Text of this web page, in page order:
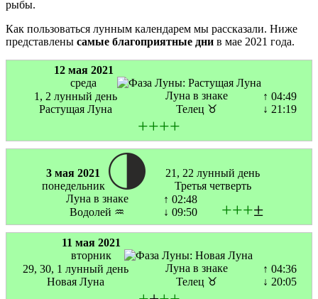
рыбы.
Как пользоваться лунным календарем мы рассказали. Ниже
представлены самые благоприятные дни в мае 2021 года.
12 мая 2021
среда
1, 2 лунный день
Растущая Луна
Луна в знаке
Телец ♉
↑ 04:49
↓ 21:19
++++
3 мая 2021
понедельник
21, 22 лунный день
Третья четверть
Луна в знаке
Водолей ♒
↑ 02:48
↓ 09:50
+++±
11 мая 2021
вторник
29, 30, 1 лунный день
Новая Луна
Луна в знаке
Телец ♉
↑ 04:36
↓ 20:05